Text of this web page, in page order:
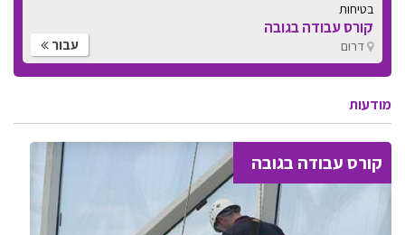
בטיחות
קורס עבודה בגובה
דרום עבור
מודעות
קורס עבודה בגובה